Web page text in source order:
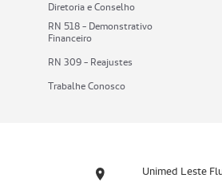
Diretoria e Conselho
RN 518 - Demonstrativo
Financeiro
RN 309 - Reajustes
Trabalhe Conosco
Unimed Leste